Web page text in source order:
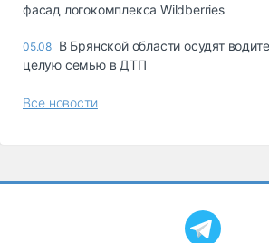
фасад логокомплекса Wildberries
05.08 В Брянской области осудят
целую семью в ДТП
Все новости